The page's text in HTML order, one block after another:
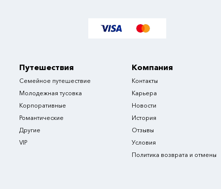
Путешествия
Семейное путешествие
Молодежная тусовка
Корпоративные
Романтические
Другие
VIP
Компания
Контакты
Карьера
Новости
История
Отзывы
Условия
Политика возврата и отмены